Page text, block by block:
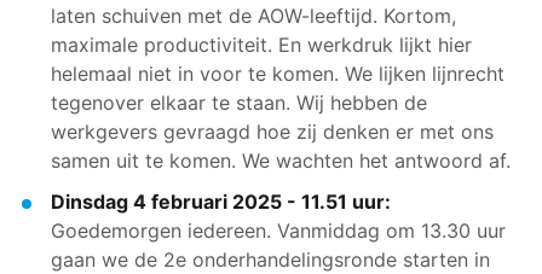
laten schuiven met de AOW-leeftijd. Kortom,
maximale productiviteit. En werkdruk lijkt hier
helemaal niet in voor te komen. We lijken lijnrecht
tegenover elkaar te staan. Wij hebben de
werkgevers gevraagd hoe zij denken er met ons
samen uit te komen. We wachten het antwoord af.
Dinsdag 4 februari 2025 - 11.51 uur:
Goedemorgen iedereen. Vanmiddag om 13.30 uur
gaan we de 2e onderhandelingsronde starten in